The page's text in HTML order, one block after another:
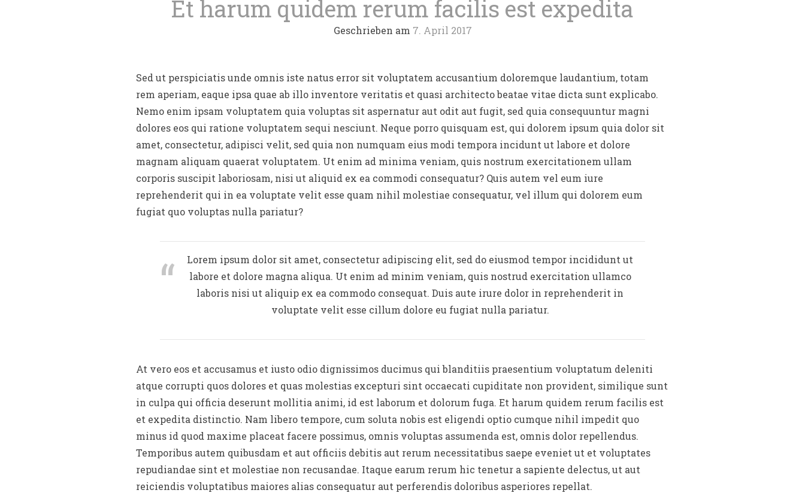
Et harum quidem rerum facilis est expedita
Geschrieben am 7. April 2017
Sed ut perspiciatis unde omnis iste natus error sit voluptatem accusantium doloremque laudantium, totam
rem aperiam, eaque ipsa quae ab illo inventore veritatis et quasi architecto beatae vitae dicta sunt explicabo.
Nemo enim ipsam voluptatem quia voluptas sit aspernatur aut odit aut fugit, sed quia consequuntur magni
dolores eos qui ratione voluptatem sequi nesciunt. Neque porro quisquam est, qui dolorem ipsum quia dolor sit
amet, consectetur, adipisci velit, sed quia non numquam eius modi tempora incidunt ut labore et dolore
magnam aliquam quaerat voluptatem. Ut enim ad minima veniam, quis nostrum exercitationem ullam
corporis suscipit laboriosam, nisi ut aliquid ex ea commodi consequatur? Quis autem vel eum iure
reprehenderit qui in ea voluptate velit esse quam nihil molestiae consequatur, vel illum qui dolorem eum
fugiat quo voluptas nulla pariatur?
Lorem ipsum dolor sit amet, consectetur adipiscing elit, sed do eiusmod tempor incididunt ut
labore et dolore magna aliqua. Ut enim ad minim veniam, quis nostrud exercitation ullamco
laboris nisi ut aliquip ex ea commodo consequat. Duis aute irure dolor in reprehenderit in
voluptate velit esse cillum dolore eu fugiat nulla pariatur.
At vero eos et accusamus et iusto odio dignissimos ducimus qui blanditiis praesentium voluptatum deleniti
atque corrupti quos dolores et quas molestias excepturi sint occaecati cupiditate non provident, similique sunt
in culpa qui officia deserunt mollitia animi, id est laborum et dolorum fuga. Et harum quidem rerum facilis est
et expedita distinctio. Nam libero tempore, cum soluta nobis est eligendi optio cumque nihil impedit quo
minus id quod maxime placeat facere possimus, omnis voluptas assumenda est, omnis dolor repellendus.
Temporibus autem quibusdam et aut officiis debitis aut rerum necessitatibus saepe eveniet ut et voluptates
repudiandae sint et molestiae non recusandae. Itaque earum rerum hic tenetur a sapiente delectus, ut aut
reiciendis voluptatibus maiores alias consequatur aut perferendis doloribus asperiores repellat.